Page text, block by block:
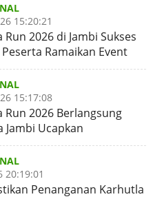
15:20:21
2026 di Jambi Sukses
Ramaikan Event
15:17:08
Run 2026 Berlangsung
Jambi Ucapkan
Apresiasi
20:19:01
Penanganan Karhutla